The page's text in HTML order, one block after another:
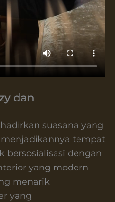
dan
suasana yang
tempat
bersosialisasi dengan
yang modern
menarik
yang